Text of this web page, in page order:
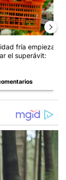
fría empieza a
el superávit: